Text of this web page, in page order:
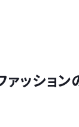
ッション